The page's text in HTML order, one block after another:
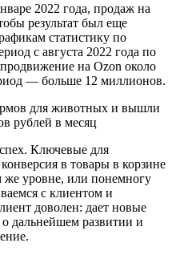
2022 года, продаж на
результат был еще
статистику по
с августа 2022 года по
на Ozon около
— больше 12 миллионов.
Ключевые для
в товары в корзине
уровне, или понемногу
с клиентом и
доволен: дает новые
дальнейшем развитии и